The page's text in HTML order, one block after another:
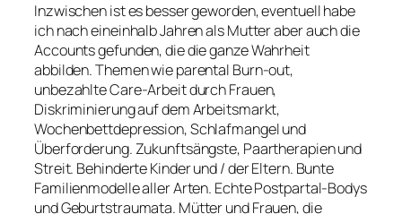
Inzwischen ist es besser geworden, eventuell habe
ich nach eineinhalb Jahren als Mutter aber auch die
Accounts gefunden, die die ganze Wahrheit
abbilden. Themen wie parental Burn-out,
unbezahlte Care-Arbeit durch Frauen,
Diskriminierung auf dem Arbeitsmarkt,
Wochenbettdepression, Schlafmangel und
Überforderung. Zukunftsängste, Paartherapien und
Streit. Behinderte Kinder und / der Eltern. Bunte
Familienmodelle aller Arten. Echte Postpartal-Bodys
und Geburtstraumata. Mütter und Frauen, die